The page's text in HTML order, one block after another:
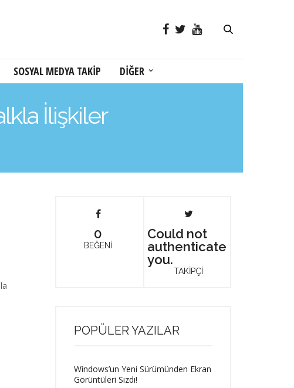
SOSYAL MEDYA TAKİP DİĞER
İlişkiler
0
BEĞENİ
Could not
authenticate
you.
TAKİPÇİ
POPÜLER YAZILAR
Windows’un Yeni Sürümünden Ekran
Görüntüleri Sızdı!